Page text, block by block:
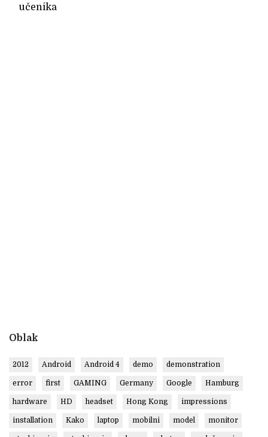
učenika
Oblak
2012 Android Android 4 demo demonstration
error first GAMING Germany Google Hamburg
hardware HD headset Hong Kong impressions
installation Kako laptop mobilni model monitor